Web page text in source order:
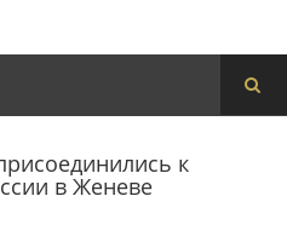
к
в Женеве